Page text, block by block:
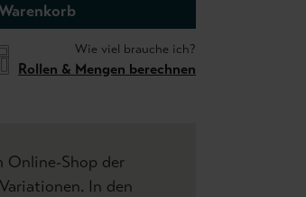
Wie viel brauche ich?
Rollen & Mengen berechnen
Online-Shop der
In den